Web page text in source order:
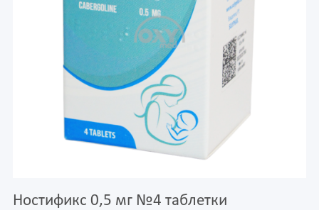
Ностификс 0,5 мг №4 таблетки